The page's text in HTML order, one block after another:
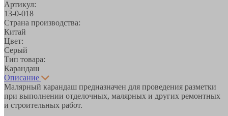
Артикул:
13-0-018
Страна производства:
Китай
Цвет:
Серый
Тип товара:
Карандаш
Описание
Малярный карандаш предназначен для проведения разметки
при выполнении отделочных, малярных и других ремонтных
и строительных работ.